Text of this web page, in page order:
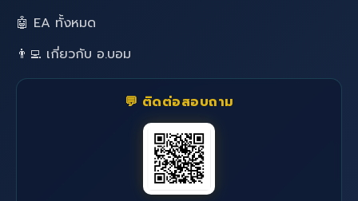
🤖 EA ทั้งหมด
👨‍💻 เกี่ยวกับ อ.บอม
💬 ติดต่อสอบถาม